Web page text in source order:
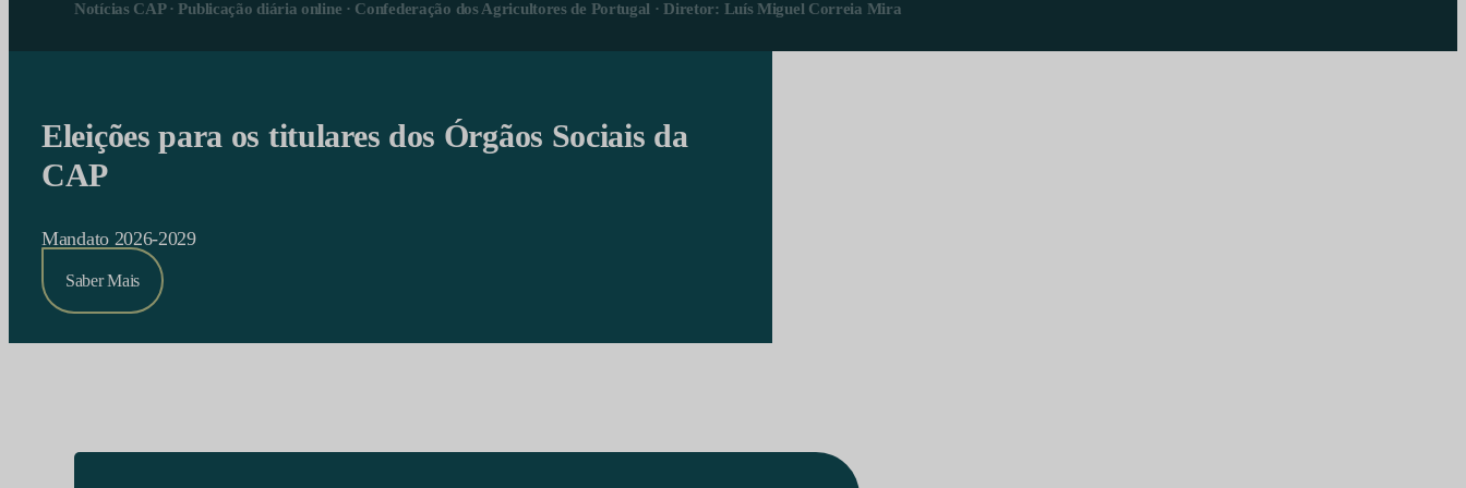
Notícias CAP · Publicação diária online · Confederação dos Agricultores de Portugal · Diretor: Luís Miguel Correia Mira
Eleições para os titulares dos Órgãos Sociais da
CAP
Mandato 2026-2029
Saber Mais